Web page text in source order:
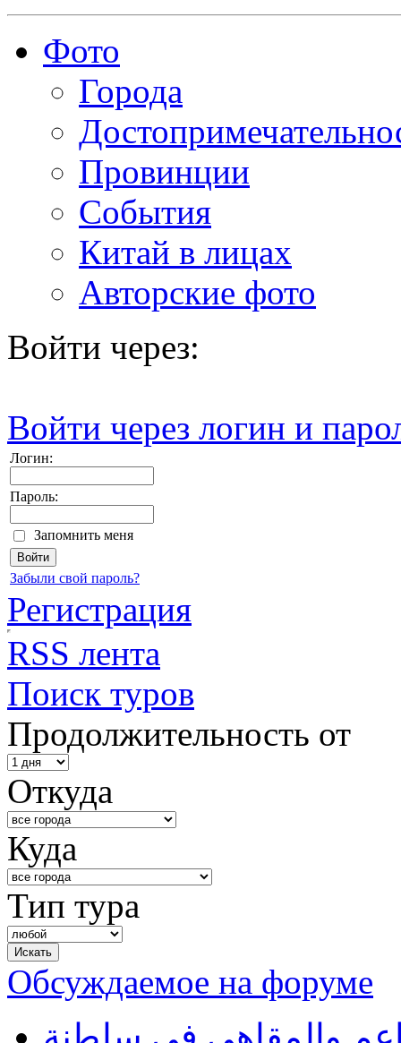
Фото
Города
Провинции
События
Китай в лицах
Авторские фото
Войти через:
Войти через логин и
Логин:
Пароль:
Запомнить меня
Забыли свой пароль?
Регистрация
RSS лента
Поиск туров
Продолжительность от
Откуда
Куда
Тип тура
Обсуждаемое на форуме